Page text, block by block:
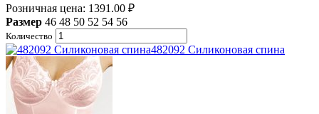
Розничная цена: 1391.00 ₽
Размер 46 48 50 52 54 56
Количество
482092 Силиконовая спина